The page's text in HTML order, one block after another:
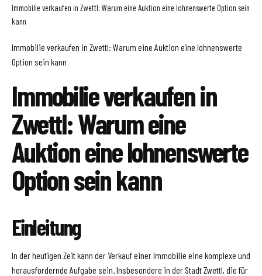
Immobilie verkaufen in Zwettl: Warum eine Auktion eine lohnenswerte Option sein
kann
Immobilie verkaufen in Zwettl: Warum eine Auktion eine lohnenswerte
Option sein kann
Immobilie verkaufen in
Zwettl: Warum eine
Auktion eine lohnenswerte
Option sein kann
Einleitung
In der heutigen Zeit kann der Verkauf einer Immobilie eine komplexe und
herausfordernde Aufgabe sein. Insbesondere in der Stadt Zwettl, die für